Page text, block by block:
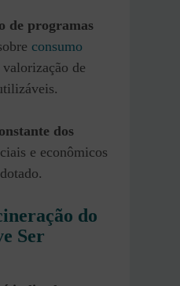
de programas
consumo
valorização de
dos
e econômicos
do
Ser